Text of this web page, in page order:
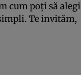
cum poți să alegi
Te invităm,